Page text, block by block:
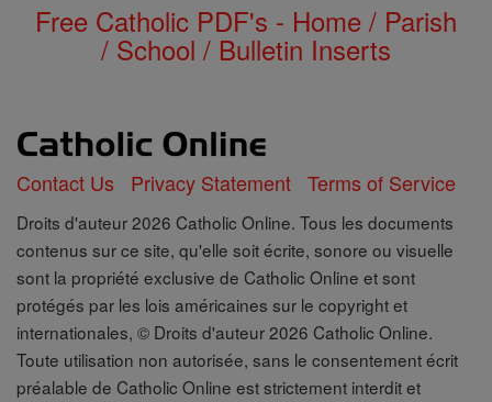
Free Catholic PDF's - Home / Parish
/ School / Bulletin Inserts
Contact Us Privacy Statement Terms of Service
Droits d'auteur 2026 Catholic Online. Tous les documents
contenus sur ce site, qu'elle soit écrite, sonore ou visuelle
sont la propriété exclusive de Catholic Online et sont
protégés par les lois américaines sur le copyright et
internationales, © Droits d'auteur 2026 Catholic Online.
Toute utilisation non autorisée, sans le consentement écrit
préalable de Catholic Online est strictement interdit et